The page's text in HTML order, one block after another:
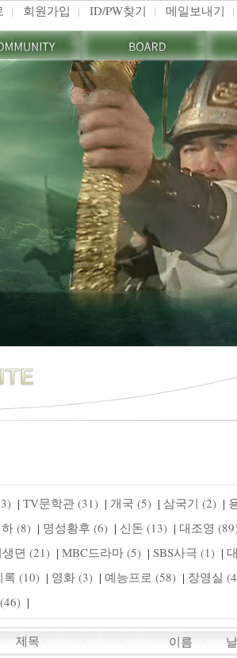
회원가입 ID/PW찾기 메일보내기
| TV문학관 (31) | 개국 (5) | 삼국기 (2) |
(8) | 명성황후 (6) | 신돈 (13) | 대조영
뎐 (21) | MBC드라마 (5) | SBS사극 (1) |
록 (10) | 영화 (3) | 예능프로 (58) | 장영실
|
제목 이름